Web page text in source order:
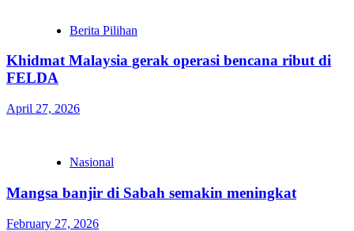
Berita Pilihan
Khidmat Malaysia gerak operasi bencana ribut di
FELDA
April 27, 2026
Nasional
Mangsa banjir di Sabah semakin meningkat
February 27, 2026